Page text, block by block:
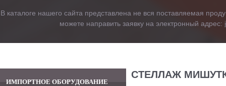
В каталоге нашего сайта представлена не вся поставляемая
можете направить заявку на электронный адрес:
ИМПОРТНОЕ ОБОРУДОВАНИЕ
СТЕЛЛАЖ